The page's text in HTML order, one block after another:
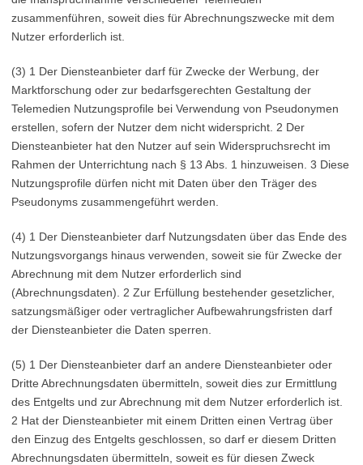
zusammenführen, soweit dies für Abrechnungszwecke mit dem
Nutzer erforderlich ist.
(3) 1 Der Diensteanbieter darf für Zwecke der Werbung, der
Marktforschung oder zur bedarfsgerechten Gestaltung der
Telemedien Nutzungsprofile bei Verwendung von Pseudonymen
erstellen, sofern der Nutzer dem nicht widerspricht. 2 Der
Diensteanbieter hat den Nutzer auf sein Widerspruchsrecht im
Rahmen der Unterrichtung nach § 13 Abs. 1 hinzuweisen. 3 Diese
Nutzungsprofile dürfen nicht mit Daten über den Träger des
Pseudonyms zusammengeführt werden.
(4) 1 Der Diensteanbieter darf Nutzungsdaten über das Ende des
Nutzungsvorgangs hinaus verwenden, soweit sie für Zwecke der
Abrechnung mit dem Nutzer erforderlich sind
(Abrechnungsdaten). 2 Zur Erfüllung bestehender gesetzlicher,
satzungsmäßiger oder vertraglicher Aufbewahrungsfristen darf
der Diensteanbieter die Daten sperren.
(5) 1 Der Diensteanbieter darf an andere Diensteanbieter oder
Dritte Abrechnungsdaten übermitteln, soweit dies zur Ermittlung
des Entgelts und zur Abrechnung mit dem Nutzer erforderlich ist.
2 Hat der Diensteanbieter mit einem Dritten einen Vertrag über
den Einzug des Entgelts geschlossen, so darf er diesem Dritten
Abrechnungsdaten übermitteln, soweit es für diesen Zweck